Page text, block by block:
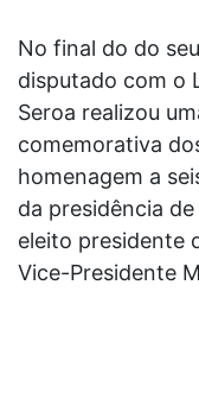
No final do do
disputado com o
Seroa realizou
comemorativa
homenagem a
da presidência
eleito presidente
Vice-Presidente